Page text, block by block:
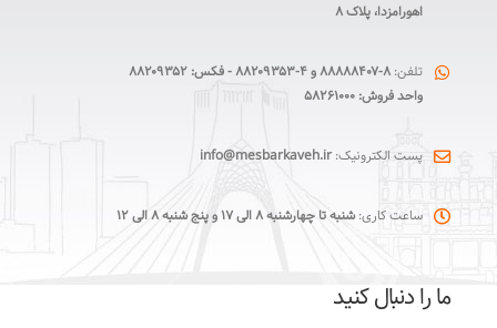
اهورامزدا، پلاک ۸
تلفن: ۸-۸۸۸۸۸۴۰۷ و ۴-۸۸۲۰۹۳۵۳ - فکس: ۸۸۲۰۹۳۵۲
واحد فروش: ۵۸۲۶۱۰۰۰
پست الکترونیک: info@mesbarkaveh.ir
ساعت کاری: شنبه تا چهارشنبه ۸ الی ۱۷ و پنج شنبه ۸ الی ۱۲
ما را دنبال کنید